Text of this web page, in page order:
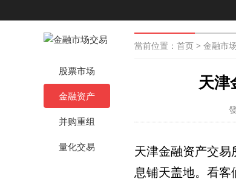
股票市场
金融资产
并购重组
量化交易
當前位置： 首页 > 金融市
天津
天津金融资产交易
息铺天盖地。看